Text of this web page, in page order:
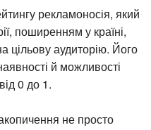
рекламоносія, який
поширенням у країні,
цільову аудиторію. Його
й можливості
0 до 1.
не просто